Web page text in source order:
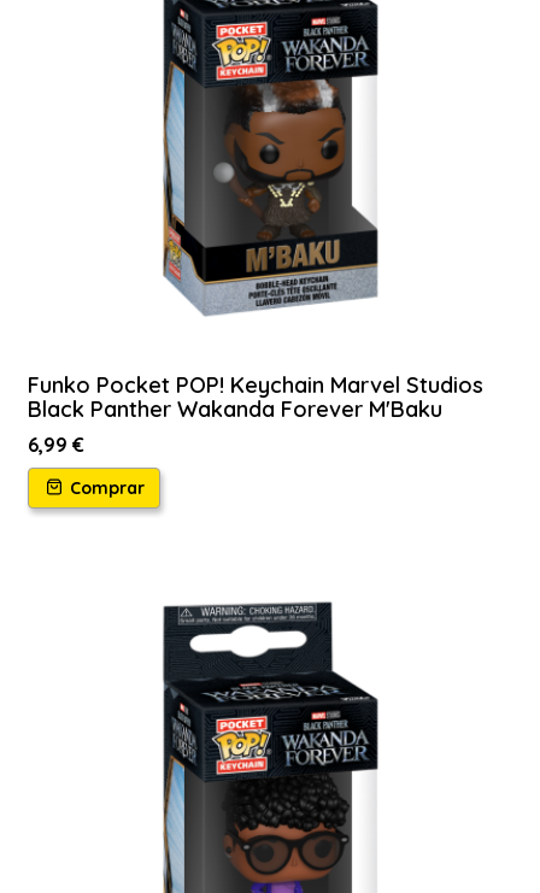
Funko Pocket POP! Keychain Marvel Studios
Black Panther Wakanda Forever M'Baku
6,99 €
Comprar